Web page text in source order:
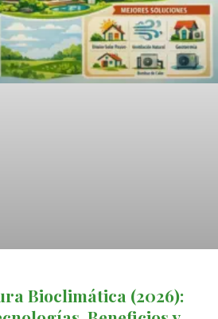
Bioclimática (2026):